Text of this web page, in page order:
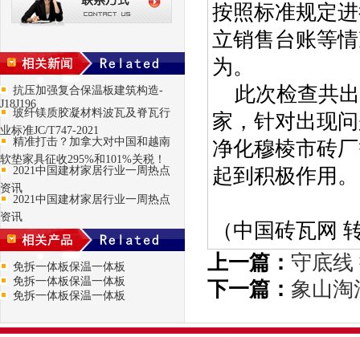
抗压加强复合保温板建筑构造-
J18J196
玻纤镁质胶凝材料波瓦及脊瓦行
业标准JC/T747-2021
精准打击？加拿大对中国和越南
软垫家具征收295%和101%关税！
2021中国建材家居行业一周热点
资讯
2021中国建材家居行业一周热点
资讯
免拆一体板保温一体板
免拆一体板保温一体板
免拆一体板保温一体板
按照标准规定
立销售台账等
为。
此次检查共
家，针对出现
净化穆棱市砖
起到积极作用。
（中国砖瓦网
上一篇： 守底线
下一篇： 象山淘